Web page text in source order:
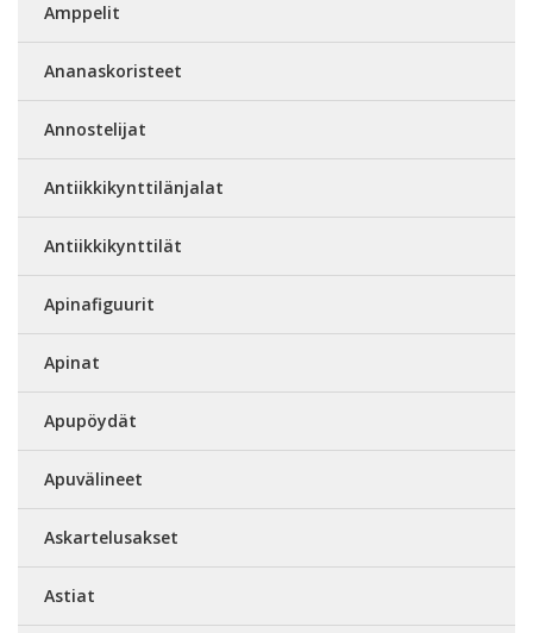
Amppelit
Ananaskoristeet
Annostelijat
Antiikkikynttilänjalat
Antiikkikynttilät
Apinafiguurit
Apinat
Apupöydät
Apuvälineet
Askartelusakset
Astiat